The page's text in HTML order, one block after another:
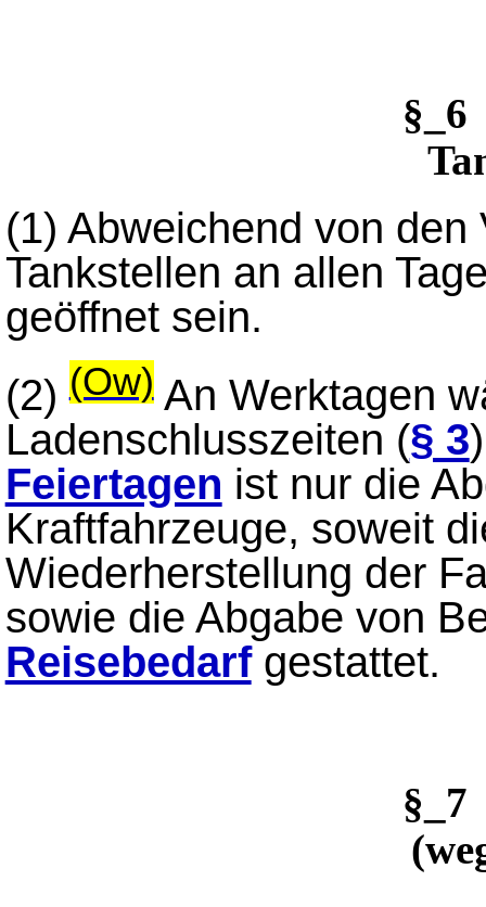
(1) Abweichend von
Tankstellen an allen
geöffnet sein.
(2)(Ow) An Werktagen
Ladenschlusszeiten (§ 3
Feiertagen ist nur die
Kraftfahrzeuge, soweit
Wiederherstellung der
sowie die Abgabe von
Reisebedarfgestattet.